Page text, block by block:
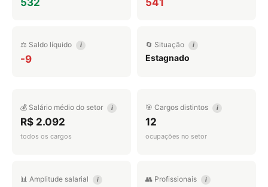
532 541
⚖️ Saldo líquido i
-9
🔄 Situação i
Estagnado
💰 Salário médio do setor i
R$ 2.092
todos os cargos
🎯 Cargos distintos i
12
ocupações no setor
📊 Amplitude salarial i 👥 Profissionais i